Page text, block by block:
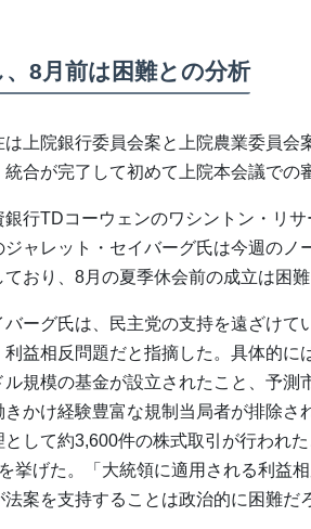
、8月前は困難との分析
は上院銀行委員会案と上院農業委員会
統合が完了して初めて上院本会議での
銀行TDコーウェンのワシントン・リ
ジャレット・セイバーグ氏は今週の
ており、8月の夏季休会前の成立は困難
バーグ氏は、民主党の支持を遠ざけ
利益相反問題だと指摘した。具体的
ル規模の基金が設立されたこと、予測
きかけ経験豊富な規制当局者が排除
として約3,600件の株式取引が行われ
挙げた。「大統領に適用される利益
法案を支持することは政治的に困難だ